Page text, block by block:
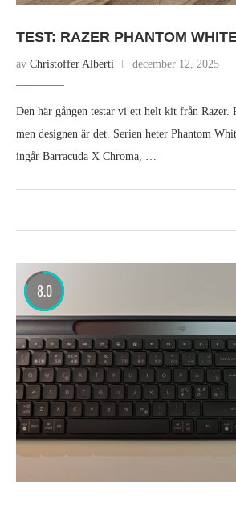
TEST: RAZER PHANTOM
av Christoffer Alberti december 12, 2025
Den här gången testar vi ett helt kit från Razer.
men designen är det. Serien heter Phantom
ingår Barracuda X Chroma, …
8.0